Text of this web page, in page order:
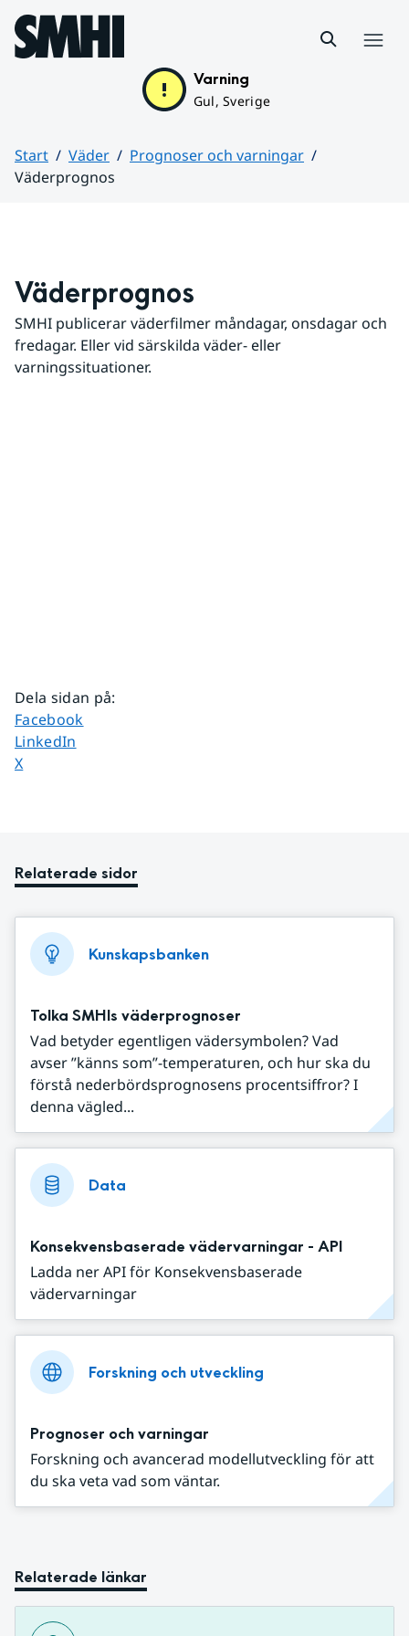
Hoppa till sidans innehåll
Varning
Gul, Sverige
Start Väder
Prognoser och varningar
Väderprognos
Väderprognos
SMHI publicerar väderfilmer måndagar, onsdagar och
fredagar. Eller vid särskilda väder- eller
varningssituationer.
Dela sidan på:
Dela sidan på
Facebook
Dela sidan på
LinkedIn
Dela sidan på
X
Relaterade sidor
Kunskapsbanken
Tolka SMHIs väderprognoser
Vad betyder egentligen vädersymbolen? Vad
avser ”känns som”-temperaturen, och hur ska du
förstå nederbördsprognosens procentsiffror? I
denna vägled...
Data
Konsekvensbaserade vädervarningar - API
Ladda ner API för Konsekvensbaserade
vädervarningar
Forskning och utveckling
Prognoser och varningar
Forskning och avancerad modellutveckling för att
du ska veta vad som väntar.
Relaterade länkar